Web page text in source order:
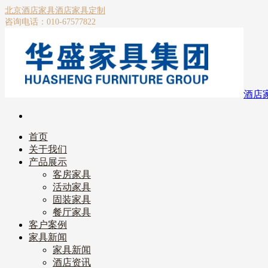
北京酒店家具酒店家具定制
咨询电话：010-67577822
酒店
首页
关于我们
产品展示
客房家具
活动家具
固装家具
餐厅家具
客户案例
家具新闻
家具新闻
酒店资讯